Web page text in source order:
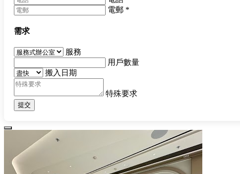
電郵 *
需求
服務
用戶數量
搬入日期
特殊要求
提交